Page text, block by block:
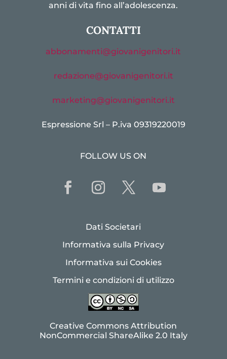
anni di vita fino all’adolescenza.
CONTATTI
abbonamenti@giovanigenitori.it
redazione@giovanigenitori.it
marketing@giovanigenitori.it
Espressione Srl – P.iva 09319220019
FOLLOW US ON
Dati Societari
Informativa sulla Privacy
Informativa sui Cookies
Termini e condizioni di utilizzo
Creative Commons Attribution
NonCommercial ShareAlike 2.0 Italy